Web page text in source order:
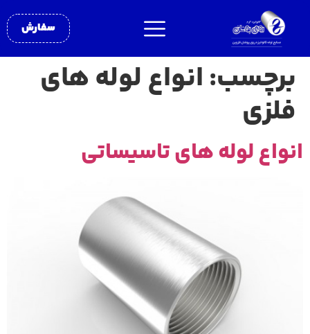
سفارش
برچسب:انواع لوله های
فلزی
انواع لوله های تاسیساتی